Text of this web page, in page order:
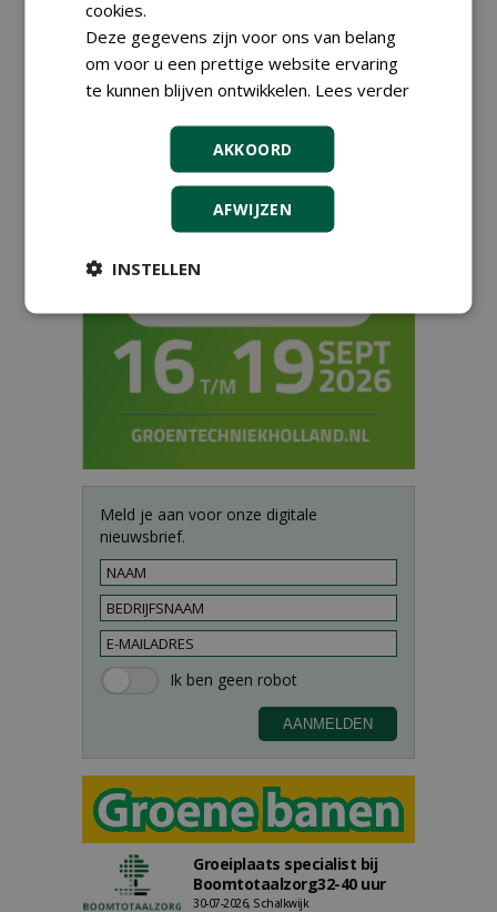
Meld je aan voor onze digitale
nieuwsbrief.
Groeiplaats specialist bij
Boomtotaalzorg32-40 uur
30-07-2026, Schalkwijk
cookies.
Deze gegevens zijn voor ons van belang
om voor u een prettige website ervaring
te kunnen blijven ontwikkelen. Lees verder
AKKOORD
AFWIJZEN
INSTELLEN